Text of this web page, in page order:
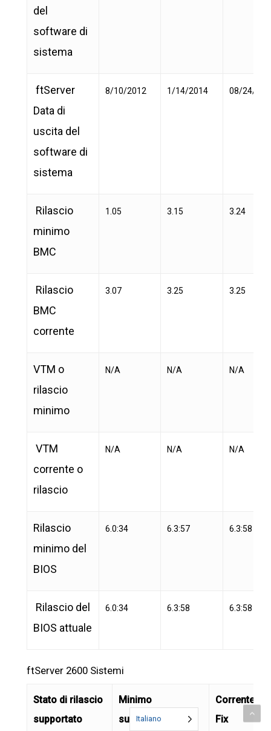
del
software di
sistema
ftServer
Data di
uscita del
software di
sistema
8/10/2012 1/14/2014 08/24/
Rilascio
minimo
BMC
1.05 3.15 3.24
Rilascio
BMC
corrente
3.07 3.25 3.25
VTM o
rilascio
minimo
N/A N/A N/A
VTM
corrente o
rilascio
N/A N/A N/A
Rilascio
minimo del
BIOS
6.0:34 6.3:57 6.3:58
Rilascio del
BIOS attuale
6.0:34 6.3:58 6.3:58
ftServer 2600 Sistemi
Stato di rilascio
supportato
Minimo
supportato
Corrente
Fix
Italiano